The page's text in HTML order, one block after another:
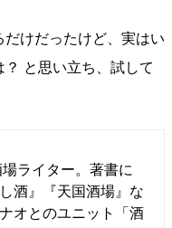
けだったけど、実はい
と思い立ち、試して
ライター。著書に
酒』『天国酒場』な
オとのユニット「酒